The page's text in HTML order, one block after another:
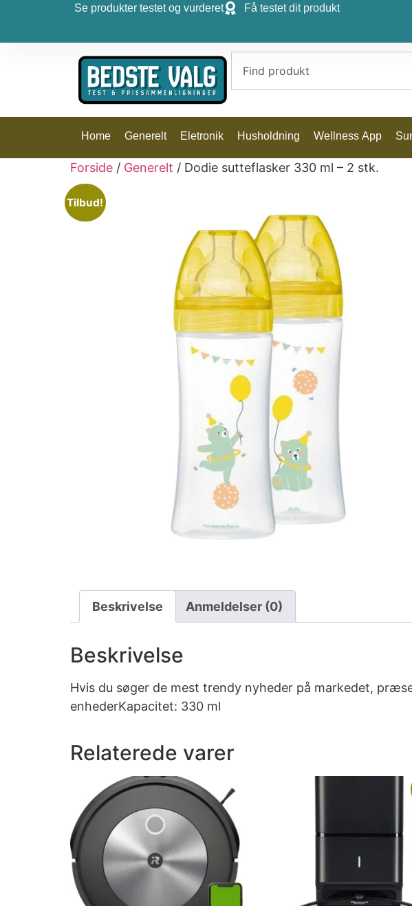
Se produkter testet og vurderet Få testet dit produkt
Home Generelt Eletronik Husholdning Wellness App
Forside / Generelt / Dodie sutteflasker 330 ml – 2 stk.
Tilbud!
Beskrivelse Anmeldelser (0)
Beskrivelse
Hvis du søger de mest trendy nyheder på markedet,
enhederKapacitet: 330 ml
Relaterede varer